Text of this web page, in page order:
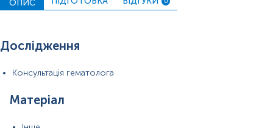
ОПИС
Дослідження
Консультація гематолога
Матеріал